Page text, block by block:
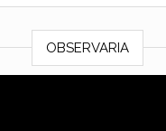
OBSERVARIA